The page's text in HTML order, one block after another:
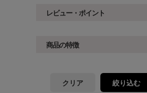
レビュー・ポイント
商品の特徴
クリア 絞り込む